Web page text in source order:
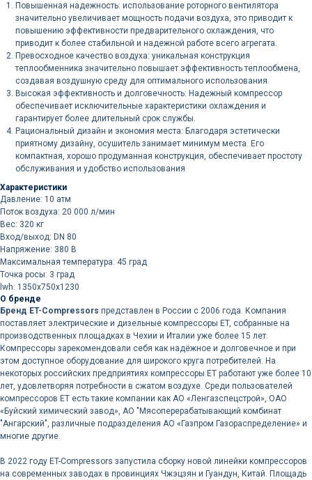
Повышенная надежность: использование роторного вентилятора
значительно увеличивает мощность подачи воздуха, это приводит к
повышению эффективности предварительного охлаждения, что
приводит к более стабильной и надежной работе всего агрегата.
Превосходное качество воздуха: уникальная конструкция
теплообменника значительно повышает эффективность теплообмена,
создавая воздушную среду для оптимального использования.
Высокая эффективность и долговечность: Надежный компрессор
обеспечивает исключительные характеристики охлаждения и
гарантирует более длительный срок службы.
Рациональный дизайн и экономия места: Благодаря эстетически
приятному дизайну, осушитель занимает минимум места. Его
компактная, хорошо продуманная конструкция, обеспечивает простоту
обслуживания и удобство использования
Характеристики
Давление: 10 атм
Поток воздуха: 20 000 л/мин
Вес: 320 кг
Вход/выход: DN 80
Напряжение: 380 В
Максимальная температура: 45 град
Точка росы: 3 град
lwh: 1350x750x1230
О бренде
Бренд ET-Compressors представлен в России с 2006 года. Компания
поставляет электрические и дизельные компрессоры ET, собранные на
производственных площадках в Чехии и Италии уже более 15 лет.
Компрессоры зарекомендовали себя как надёжное и долговечное и при
этом доступное оборудование для широкого круга потребителей. На
некоторых российских предприятиях компрессоры ET работают уже более 10
лет, удовлетворяя потребности в сжатом воздухе. Среди пользователей
компрессоров ET есть такие компании как АО «Ленгазспецстрой», ОАО
«Буйский химический завод», АО "Мясоперерабатывающий комбинат
"Ангарский", различные подразделения АО «Газпром Газораспределение» и
многие другие.
В 2022 году ET-Compressors запустила сборку новой линейки компрессоров
на современных заводах в провинциях Чжэцзян и Гуандун, Китай. Площадь